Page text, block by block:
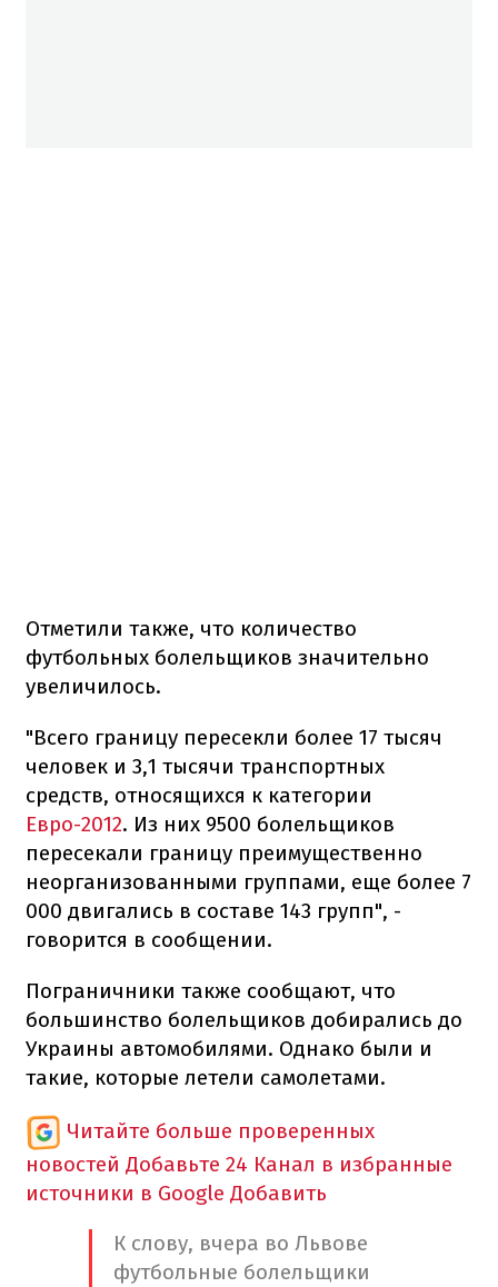
Отметили также, что количество
футбольных болельщиков значительно
увеличилось.
"Всего границу пересекли более 17 тысяч
человек и 3,1 тысячи транспортных
средств, относящихся к категории
Евро-2012. Из них 9500 болельщиков
пересекали границу преимущественно
неорганизованными группами, еще более 7
000 двигались в составе 143 групп", -
говорится в сообщении.
Пограничники также сообщают, что
большинство болельщиков добирались до
Украины автомобилями. Однако были и
такие, которые летели самолетами.
Читайте больше проверенных
новостей Добавьте 24 Канал в избранные
источники в Google Добавить
К слову, вчера во Львове
футбольные болельщики